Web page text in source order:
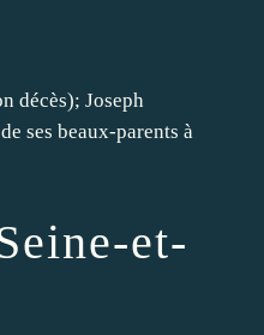
décès); Joseph
ses beaux-parents à
et-